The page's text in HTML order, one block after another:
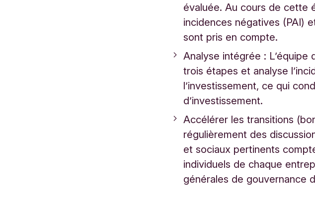
évaluée. Au cours de cette
incidences négatives (PAI)
sont pris en compte.
Analyse intégrée :
trois étapes et analyse
l’investissement, ce qui
d’investissement.
Accélérer les transitions
régulièrement des
et sociaux pertinents
individuels de chaque
générales de gouvernance